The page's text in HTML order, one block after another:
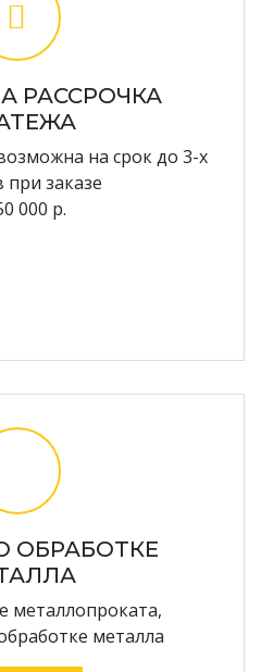
РАССРОЧКА
на срок до 3-х
при заказе
000 р.
ОБРАБОТКЕ
металлопроката,
металла